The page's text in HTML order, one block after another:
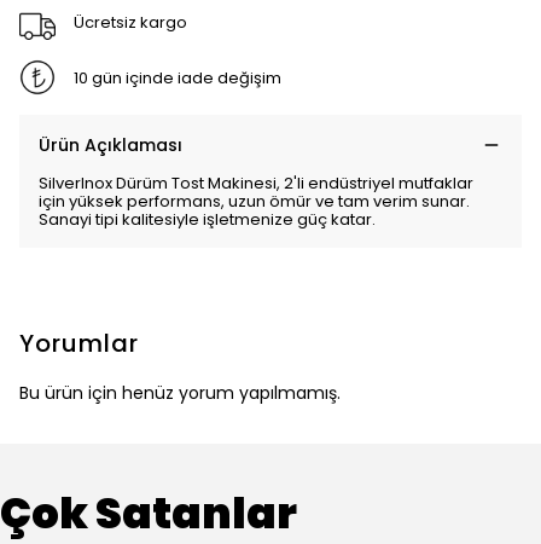
Ücretsiz kargo
10 gün içinde iade değişim
Ürün Açıklaması
SilverInox Dürüm Tost Makinesi, 2'li endüstriyel mutfaklar
için yüksek performans, uzun ömür ve tam verim sunar.
Sanayi tipi kalitesiyle işletmenize güç katar.
Yorumlar
Bu ürün için henüz yorum yapılmamış.
Çok Satanlar